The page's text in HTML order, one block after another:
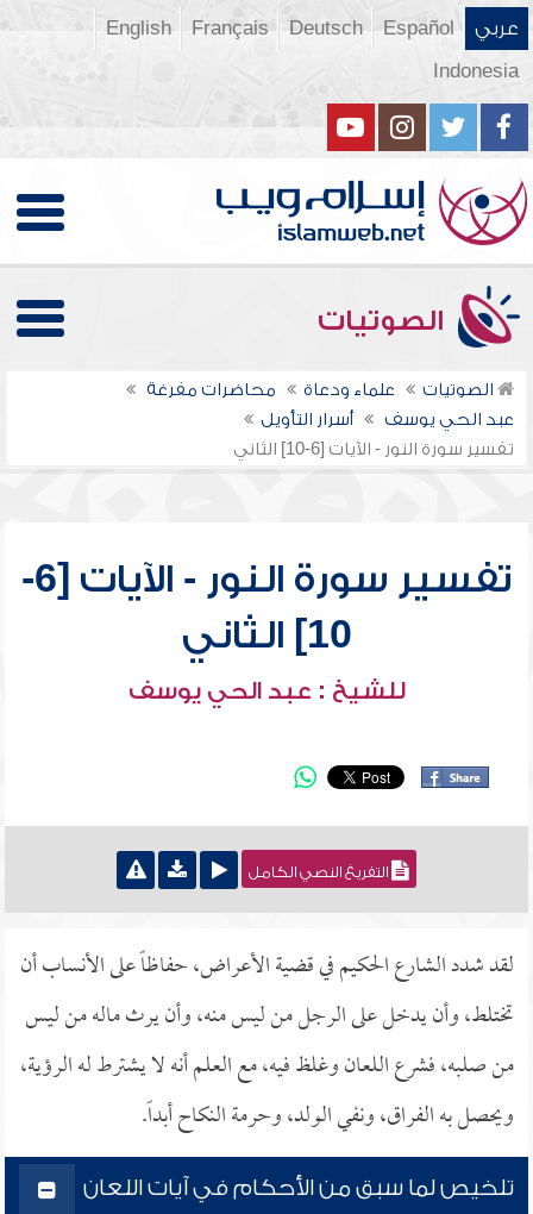
عربي Español
Deutsch
Français
English
Indonesia
الصوتيات
الصوتيات علماء ودعاة
محاضرات مفرغة
عبد الحي يوسف
أسرار التأويل
تفسير سورة النور - الآيات [6-10] الثاني
تفسير سورة النور - الآيات [6-
10] الثاني
للشيخ : عبد الحي يوسف
التفريغ النصي الكامل
لقد شدد الشارع الحكيم في قضية الأعراض، حفاظاً على الأنساب أن
تختلط، وأن يدخل على الرجل من ليس منه، وأن يرث ماله من ليس
من صلبه، فشرع اللعان وغلظ فيه، مع العلم أنه لا يشترط له الرؤية،
ويحصل به الفراق، ونفي الولد، وحرمة النكاح أبداً.
تلخيص لما سبق من الأحكام في آيات اللعان